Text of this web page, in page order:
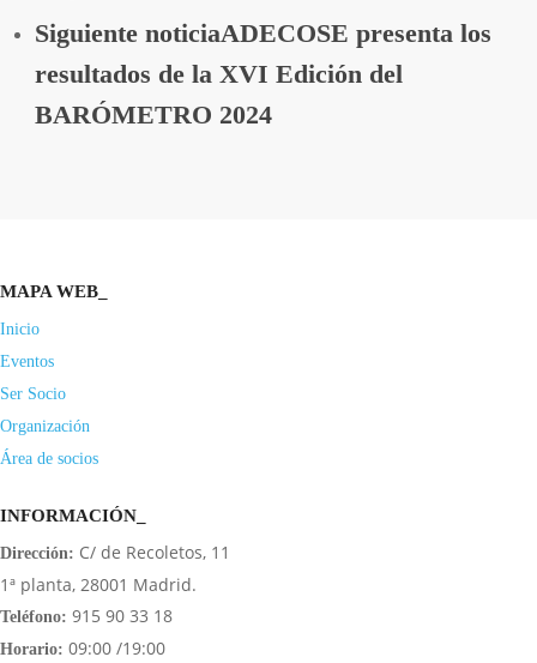
Siguiente noticiaADECOSE presenta los
resultados de la XVI Edición del
BARÓMETRO 2024
MAPA WEB_
Inicio
Eventos
Ser Socio
Organización
Área de socios
INFORMACIÓN_
Dirección: C/ de Recoletos, 11
1ª planta, 28001 Madrid.
Teléfono: 915 90 33 18
Horario: 09:00 /19:00